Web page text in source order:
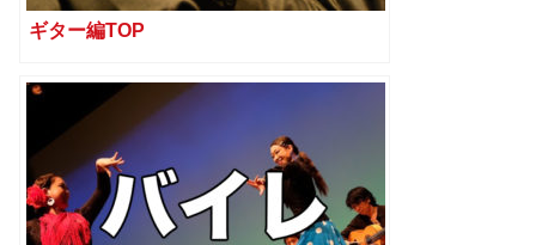
ギター編TOP